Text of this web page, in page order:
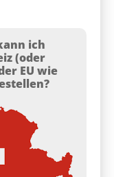
ich
(oder
EU wie